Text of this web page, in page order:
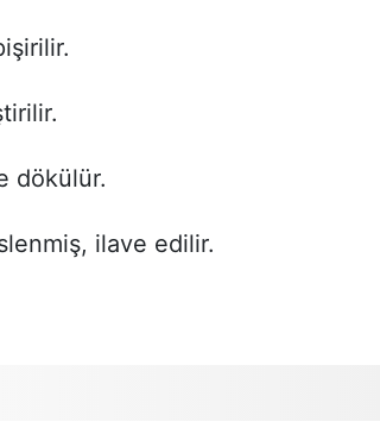
dökülür.
ilave edilir.